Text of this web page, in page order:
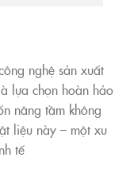
nghệ sản xuất
lựa chọn hoàn hảo
nâng tầm không
liệu này – một xu
tế